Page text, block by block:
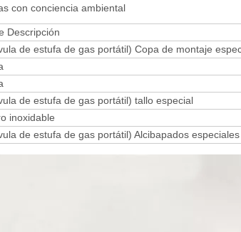
con conciencia ambiental
Descripción
de estufa de gas portátil) Copa de montaje
de estufa de gas portátil) tallo especial
inoxidable
de estufa de gas portátil) Alcibapados especiales